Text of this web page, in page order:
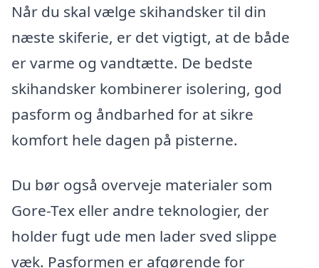
Når du skal vælge skihandsker til din
næste skiferie, er det vigtigt, at de både
er varme og vandtætte. De bedste
skihandsker kombinerer isolering, god
pasform og åndbarhed for at sikre
komfort hele dagen på pisterne.
Du bør også overveje materialer som
Gore-Tex eller andre teknologier, der
holder fugt ude men lader sved slippe
væk. Pasformen er afgørende for